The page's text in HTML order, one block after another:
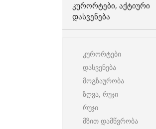
ᲙᲣᲠᲝᲠᲢᲔᲑᲘ, ᲐᲥᲢᲘᲣᲠᲘ
ᲓᲐᲡᲕᲔᲜᲔᲑᲐ
კურორტები
დასვენება
მოგზაურობა
ზღვა, რუჯი
რუჯი
მზით დამწვრობა